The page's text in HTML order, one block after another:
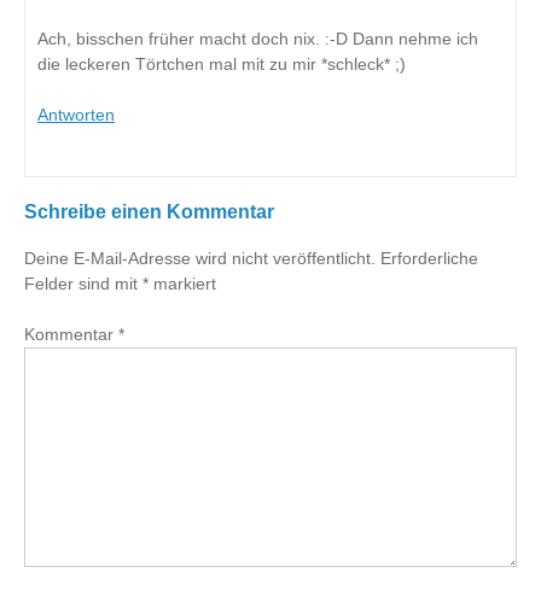
Ach, bisschen früher macht doch nix. :-D Dann nehme ich
die leckeren Törtchen mal mit zu mir *schleck* ;)
Antworten
Schreibe einen Kommentar
Deine E-Mail-Adresse wird nicht veröffentlicht. Erforderliche
Felder sind mit * markiert
Kommentar *